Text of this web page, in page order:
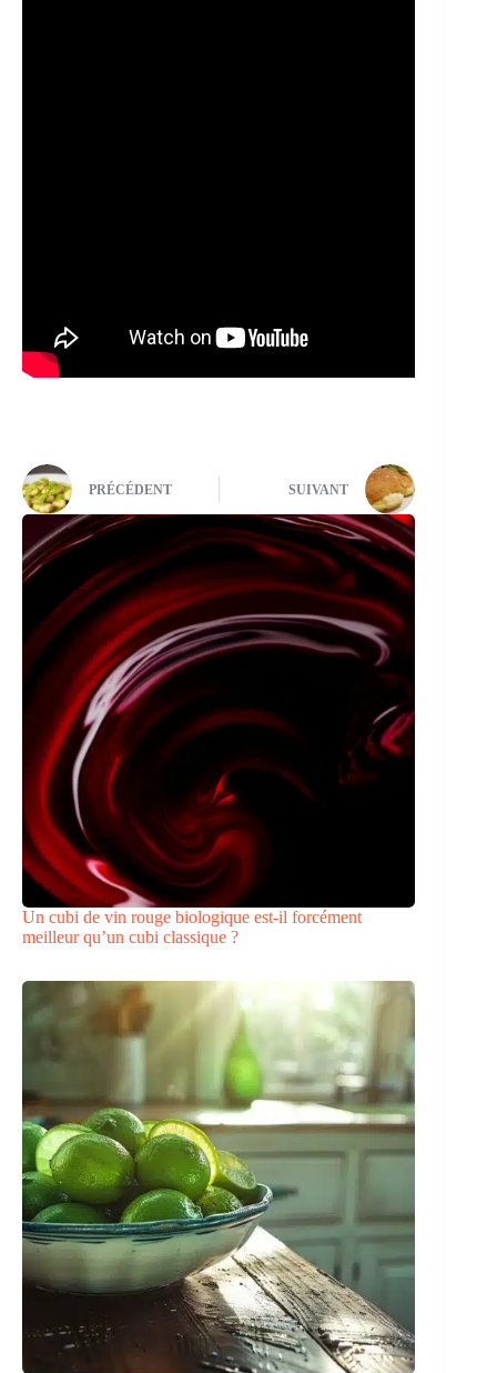
PRÉCÉDENT SUIVANT
Un cubi de vin rouge biologique est-il forcément
meilleur qu’un cubi classique ?